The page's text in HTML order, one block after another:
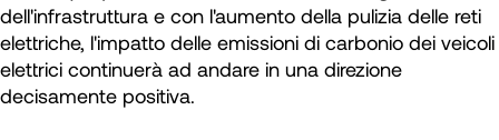
dell'infrastruttura e con l'aumento della pulizia delle reti
elettriche, l'impatto delle emissioni di carbonio dei veicoli
elettrici continuerà ad andare in una direzione
decisamente positiva.